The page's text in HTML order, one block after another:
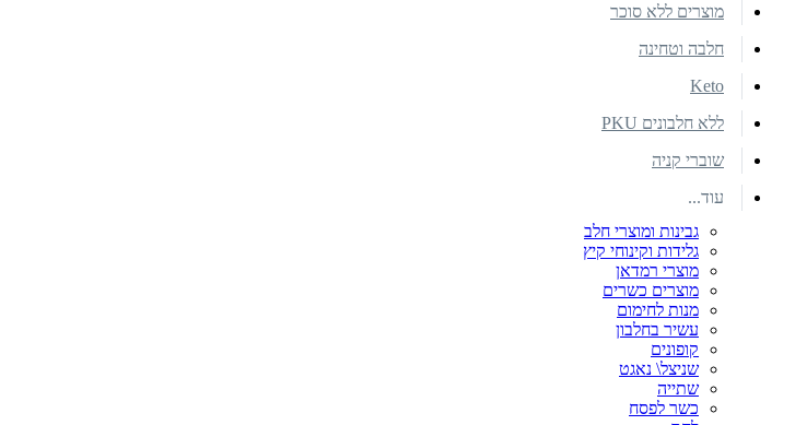
מוצרים ללא סוכר
חלבה וטחינה
Keto
ללא חלבונים PKU
שוברי קניה
עוד...
גבינות ומוצרי חלב
גלידות וקינוחי קיץ
מוצרי רמדאן
מוצרים כשרים
מנות לחימום
עשיר בחלבון
קופונים
שניצל\ נאגט
שתייה
כשר לפסח